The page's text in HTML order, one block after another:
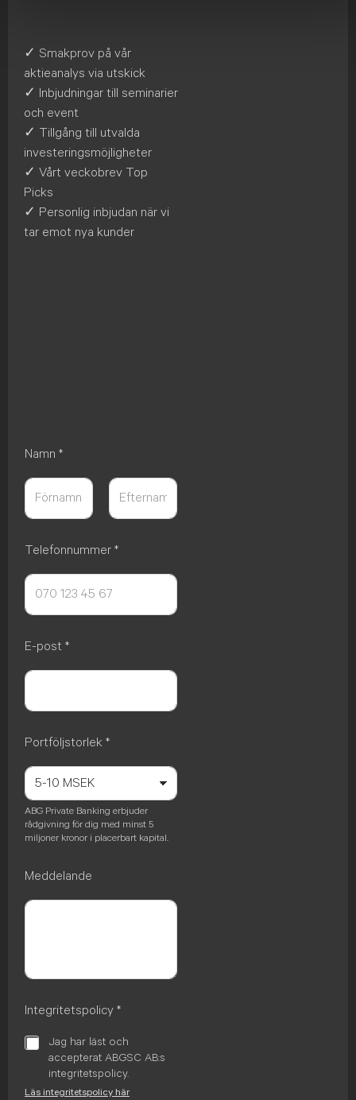
✓ Smakprov på vår
aktieanalys via utskick
✓ Inbjudningar till seminarier
och event
✓ Tillgång till utvalda
investeringsmöjligheter
✓ Vårt veckobrev Top
Picks
✓ Personlig inbjudan när vi
tar emot nya kunder
Namn *
Telefonnummer *
E-post *
Portföljstorlek *
ABG Private Banking erbjuder
rådgivning för dig med minst 5
miljoner kronor i placerbart kapital.
Meddelande
Integritetspolicy *
Jag har läst och
accepterat ABGSC AB:s
integritetspolicy.
Läs integritetspolicy här